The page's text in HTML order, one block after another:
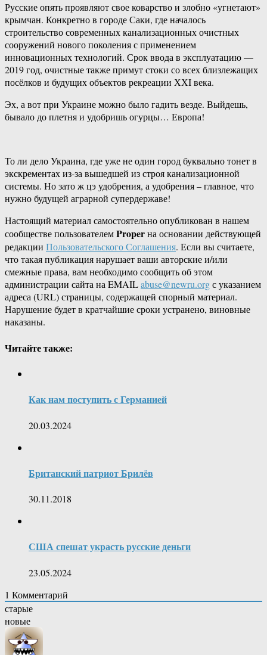
Русские опять проявляют свое коварство и злобно «угнетают»
крымчан. Конкретно в городе Саки, где началось
строительство современных канализационных очистных
сооружений нового поколения с применением
инновационных технологий. Срок ввода в эксплуатацию —
2019 год, очистные также примут стоки со всех близлежащих
посёлков и будущих объектов рекреации ХХI века.
Эх, а вот при Украине можно было гадить везде. Выйдешь,
бывало до плетня и удобришь огурцы… Европа!
То ли дело Украина, где уже не один город буквально тонет в
экскрементах из-за вышедшей из строя канализационной
системы. Но зато ж цэ удобрения, а удобрения – главное, что
нужно будущей аграрной супердержаве!
Настоящий материал самостоятельно опубликован в нашем
сообществе пользователемProperна основании действующей
редакции Пользовательского Соглашения. Если вы считаете,
что такая публикация нарушает ваши авторские и/или
смежные права, вам необходимо сообщить об этом
администрации сайта на EMAILabuse@newru.orgс указанием
адреса (URL) страницы, содержащей спорный материал.
Нарушение будет в кратчайшие сроки устранено, виновные
наказаны.
Читайте также:
Как нам поступить с Германией
20.03.2024
Британский патриот Брилёв
30.11.2018
США спешат украсть русские деньги
23.05.2024
1 Комментарий
старые
новые